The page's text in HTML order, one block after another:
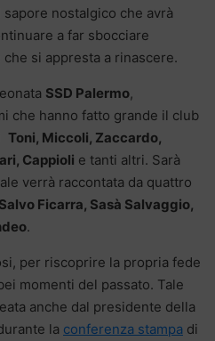
sapore nostalgico che avrà
a far sbocciare
si appresta a rinascere.
SSD Palermo,
che hanno fatto grande il club
Toni, Miccoli, Zaccardo,
Cappioli e tanti altri. Sarà
verrà raccontata da quattro
Salvo Ficarra, Sasà Salvaggio,
.
per riscoprire la propria fede
momenti del passato. Tale
anche dal presidente della
la conferenza stampa di